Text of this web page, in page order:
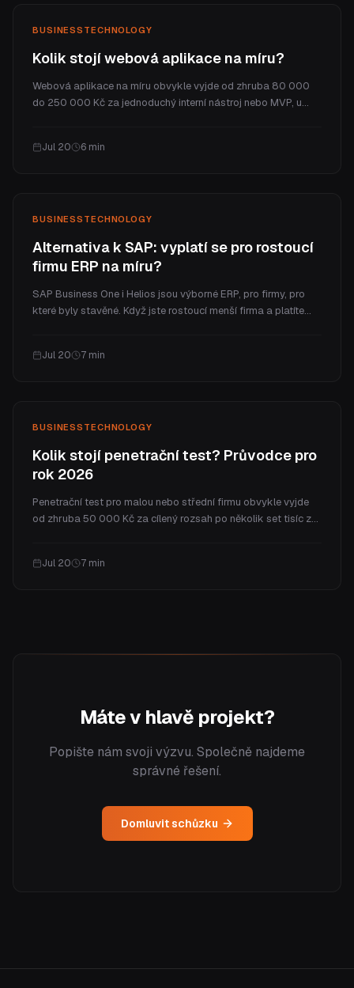
BUSINESS TECHNOLOGY
Kolik stojí webová aplikace na míru?
Webová aplikace na míru obvykle vyjde od zhruba 80 000
do 250 000 Kč za jednoduchý interní nástroj nebo MVP, u
průběžné náklady.
Jul 20 6 min
BUSINESS TECHNOLOGY
Alternativa k SAP: vyplatí se pro rostoucí
firmu ERP na míru?
SAP Business One i Helios jsou výborné ERP, pro firmy, pro
které byly stavěné. Když jste rostoucí menší firma a platíte
fitu a toho, kdy vyhrává co.
Jul 20 7 min
BUSINESS TECHNOLOGY
Kolik stojí penetrační test? Průvodce pro
rok 2026
Penetrační test pro malou nebo střední firmu obvykle vyjde
od zhruba 50 000 Kč za cílený rozsah po několik set tisíc za
jak často test potřebujete.
Jul 20 7 min
Máte v hlavě projekt?
Popište nám svoji výzvu. Společně najdeme
správné řešení.
Domluvit schůzku